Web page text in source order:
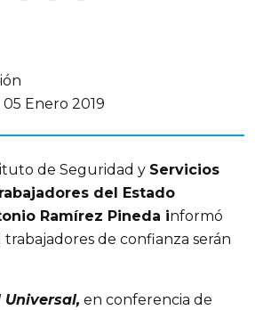
Enero 2019
de Seguridad y Servicios
del Estado
Ramírez Pineda informó
de confianza serán
Universal, en conferencia de